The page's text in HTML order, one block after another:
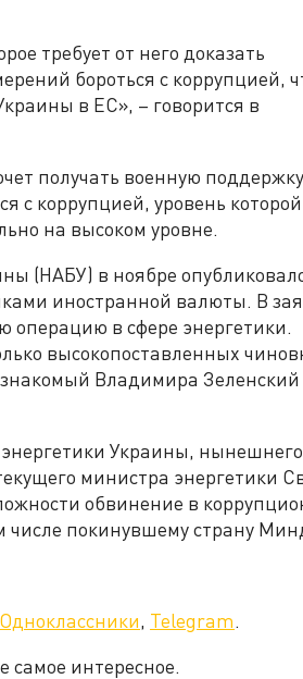
требует от него доказать
бороться с коррупцией,
в ЕС», – говорится в
получать военную
с коррупцией, уровень которой
на высоком уровне.
(НАБУ) в ноябре
иностранной валюты. В
операцию в сфере энергетики.
высокопоставленных
Владимира
Украины, нынешнего
министра энергетики
обвинение в
числе покинувшему страну
Одноклассники, Telegram.
самое интересное.